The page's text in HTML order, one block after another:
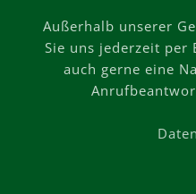
Außerhalb unserer
Sie uns jederzeit per
auch gerne eine